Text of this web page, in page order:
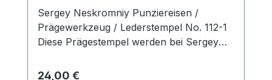
Sergey Neskromniy Punziereisen /
Prägewerkzeug / Lederstempel No. 112-1
Diese Prägestempel werden bei Sergey
Werkzeugstahl oder Edelstahl hergestellt.
Regulärer Preis:
24,00 €